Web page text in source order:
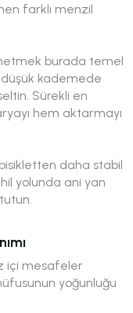
farklı menzil
burada temel
kademede
Sürekli en
hem aktarmayı
daha stabil
yolunda ani yan
içi mesafeler
yoğunluğu